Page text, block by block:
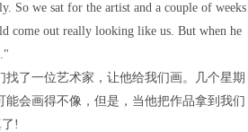
So we sat for the artist and a couple of weeks
come out really looking like us. But when he
了一位艺术家，让他给我们画。几个星期
会画得不像，但是，当他把作品拿到我们
!